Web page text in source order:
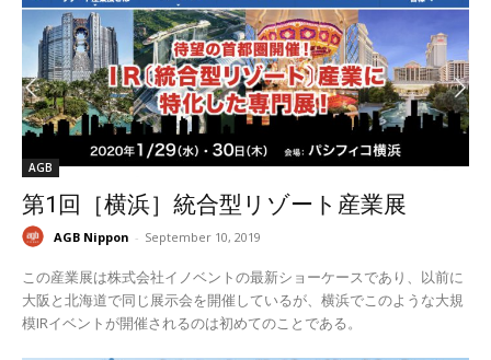
AGB
第1回［横浜］統合型リゾート産業展
AGB Nippon - September 10, 2019
この産業展は株式会社イノベントの最新ショーケースであり、以前に
大阪と北海道で同じ展示会を開催しているが、横浜でこのような大規
模IRイベントが開催されるのは初めてのことである。